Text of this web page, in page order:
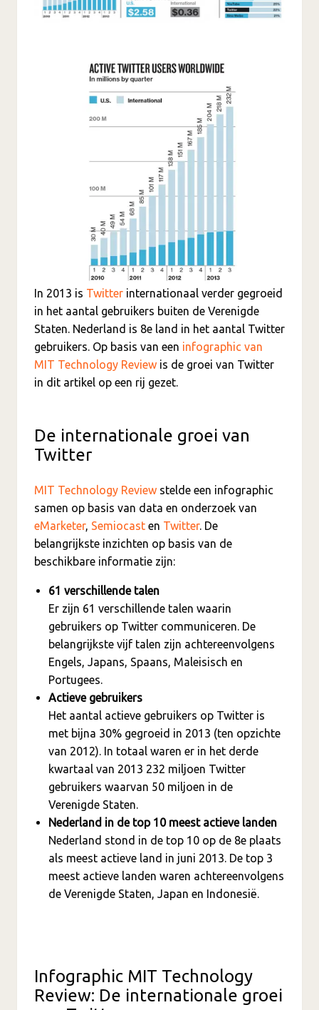
In 2013 is Twitter internationaal verder gegroeid
in het aantal gebruikers buiten de Verenigde
Staten. Nederland is 8e land in het aantal Twitter
gebruikers. Op basis van een infographic van
MIT Technology Review is de groei van Twitter
in dit artikel op een rij gezet.
De internationale groei van
Twitter
MIT Technology Review stelde een infographic
samen op basis van data en onderzoek van
eMarketer, Semiocast en Twitter. De
belangrijkste inzichten op basis van de
beschikbare informatie zijn:
61 verschillende talen
Er zijn 61 verschillende talen waarin
gebruikers op Twitter communiceren. De
belangrijkste vijf talen zijn achtereenvolgens
Engels, Japans, Spaans, Maleisisch en
Portugees.
Actieve gebruikers
Het aantal actieve gebruikers op Twitter is
met bijna 30% gegroeid in 2013 (ten opzichte
van 2012). In totaal waren er in het derde
kwartaal van 2013 232 miljoen Twitter
gebruikers waarvan 50 miljoen in de
Verenigde Staten.
Nederland in de top 10 meest actieve landen
Nederland stond in de top 10 op de 8e plaats
als meest actieve land in juni 2013. De top 3
meest actieve landen waren achtereenvolgens
de Verenigde Staten, Japan en Indonesië.
Infographic MIT Technology
Review: De internationale groei